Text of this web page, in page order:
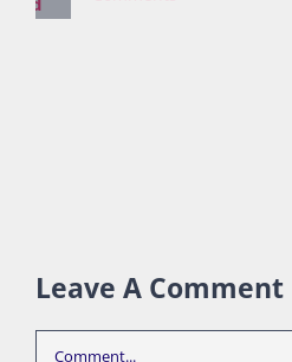
Leave A Comment
Comment